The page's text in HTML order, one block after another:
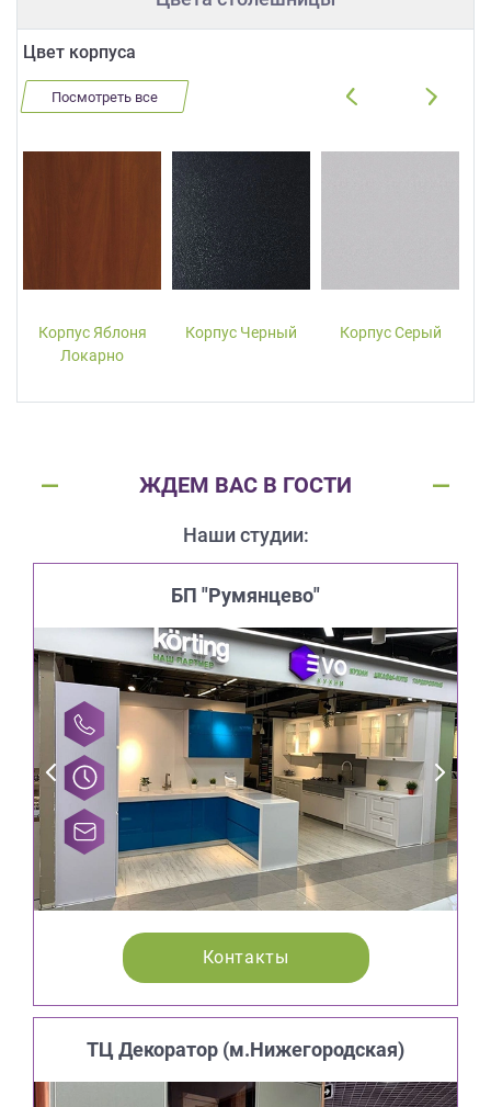
Цвет корпуса
Посмотреть все
Корпус Яблоня
Локарно
Корпус Черный Корпус Серый
ЖДЕМ ВАС В ГОСТИ
Наши студии:
БП "Румянцево"
Контакты
ТЦ Декоратор (м.Нижегородская)